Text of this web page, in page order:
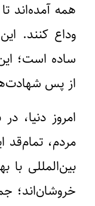
همه آمده‌اند
وداع کنند.
ساده است؛
از پس
امروز دنیا،
مردم، تمام‌قد
بین‌المللی
خروشان‌اند؛